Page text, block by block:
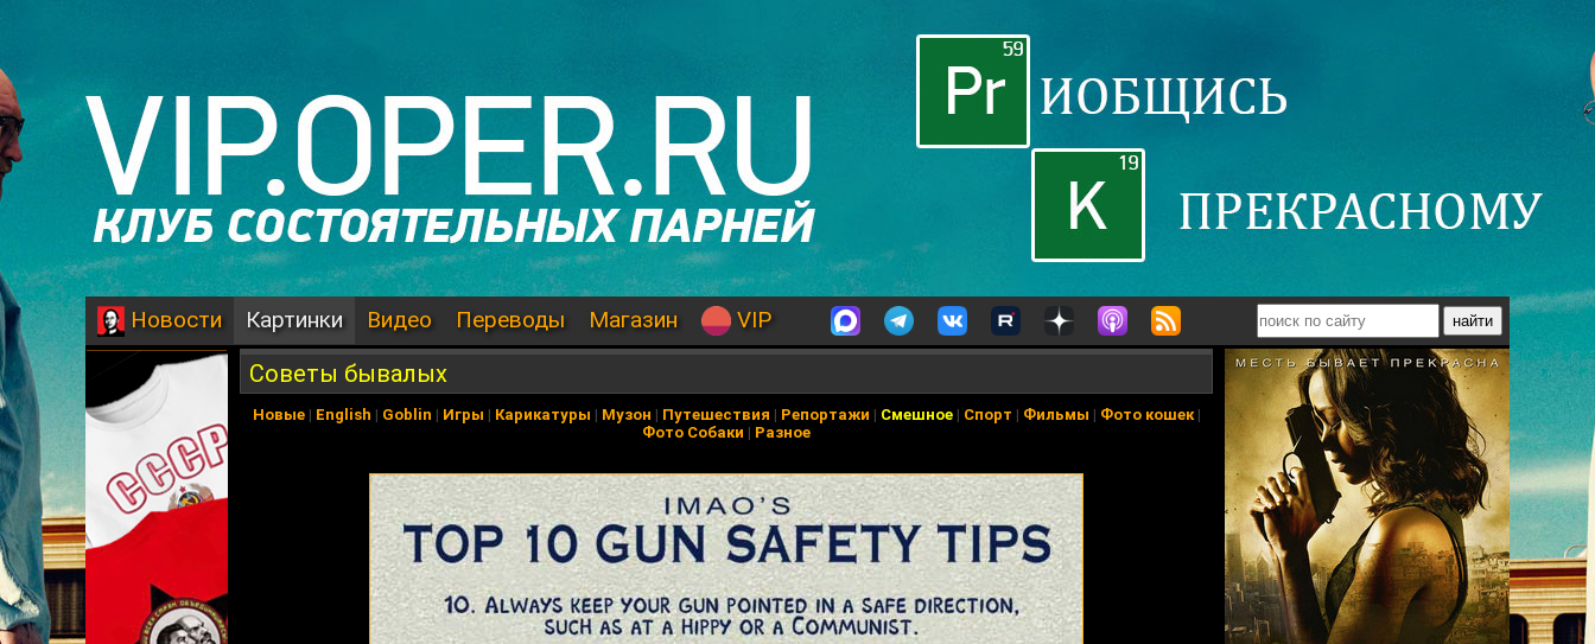
Новости Картинки Видео Переводы Магазин VIP
Советы бывалых
Новые| English | Goblin | Игры | Карикатуры | Музон | Путешествия | Репортажи | Смешное| Спорт | Фильмы | Фото кошек|
Фото Собаки | Разное